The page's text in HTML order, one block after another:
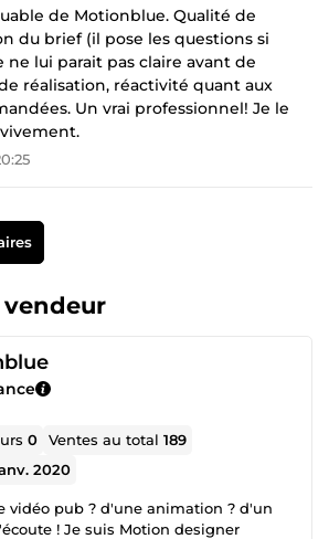
de Motionblue. Qualité de
du brief (il pose les questions si
ne lui parait pas claire avant de
réalisation, réactivité quant aux
Un vrai professionnel! Je le
0 Ventes au total189
2020
vidéo pub ? d'une animation ? d'un
! Je suis Motion designer